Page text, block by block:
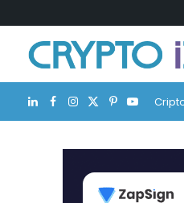
LinkedIn
Facebook
Instagram
X
(Twitter)
Pinterest
YouTube